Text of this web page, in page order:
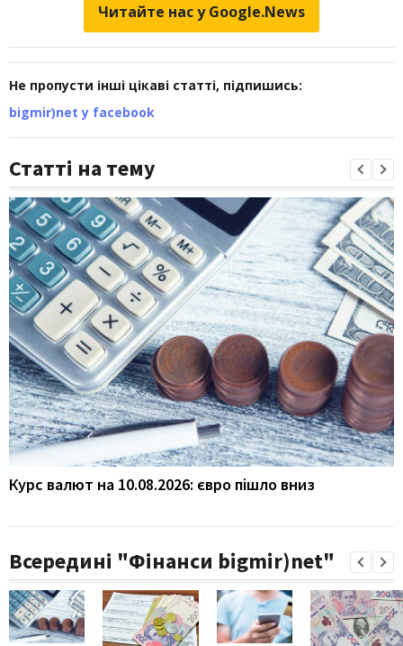
Читайте нас у Google.News
Не пропусти інші цікаві статті, підпишись:
bigmir)net у facebook
Статті на тему
Курс валют на 10.08.2026: євро пішло вниз
Всередині "Фінанси bigmir)net"